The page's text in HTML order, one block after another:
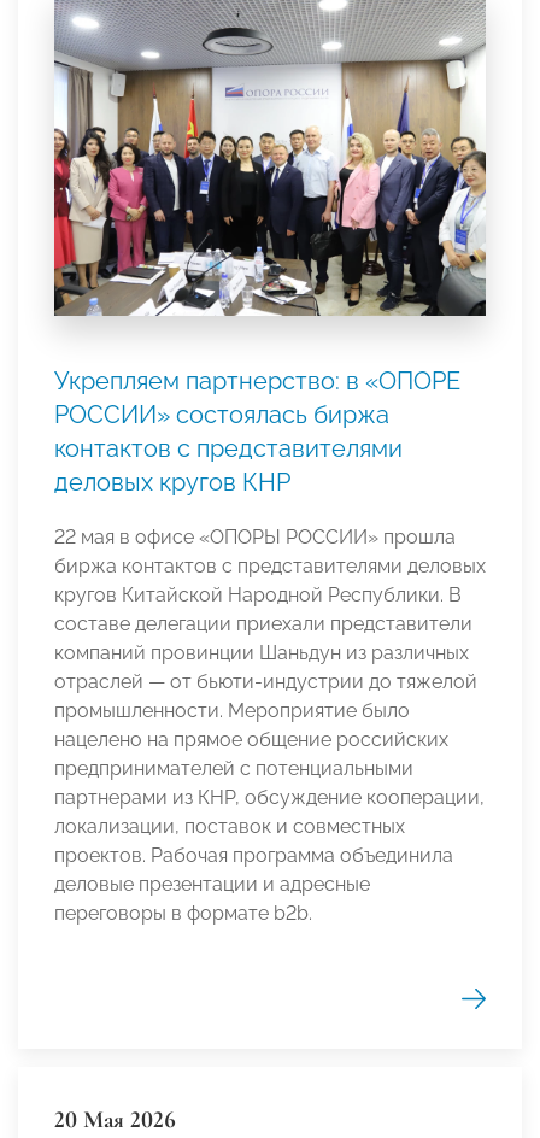
Укрепляем партнерство: в «ОПОРЕ
РОССИИ» состоялась биржа
контактов с представителями
деловых кругов КНР
22 мая в офисе «ОПОРЫ РОССИИ» прошла
биржа контактов с представителями деловых
кругов Китайской Народной Республики. В
составе делегации приехали представители
компаний провинции Шаньдун из различных
отраслей — от бьюти-индустрии до тяжелой
промышленности. Мероприятие было
нацелено на прямое общение российских
предпринимателей с потенциальными
партнерами из КНР, обсуждение кооперации,
локализации, поставок и совместных
проектов. Рабочая программа объединила
деловые презентации и адресные
переговоры в формате b2b.
20 Мая 2026